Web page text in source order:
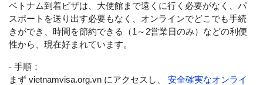
ベトナム到着ビザは、大使館まで遠くに行く必要がなく、パ
スポートを送り出す必要もなく、オンラインでどこでも手続
きができ、時間を節約できる（1～2営業日のみ）などの利便
性から、現在好まれています。
- 手順：
まず vietnamvisa.org.vn にアクセスし、
安全確実なオンライ